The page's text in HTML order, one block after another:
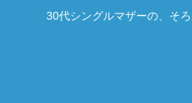
30代シングルマザーの、そ